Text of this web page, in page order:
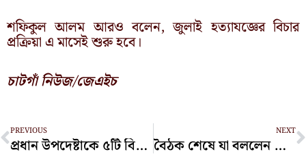
শফিকুল আলম আরও বলেন, জুলাই হত্যাযজ্ঞের বিচার
প্রক্রিয়া এ মাসেই শুরু হবে।
চাটগাঁ নিউজ/জেএইচ
Prev
PREVIOUS
প্রধান উপদেষ্টাকে ৫টি বিষয় অবগত করেছে এনসিপি
NEXT
বৈঠক শেষে যা বললেন বিএনপি, জামায়াত, এনসিপি ও প্রধান উপদেষ্টার প্রেস সচিব